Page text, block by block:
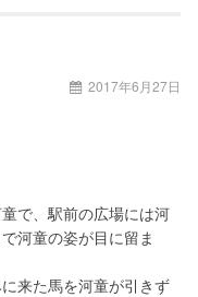
2017年6月27日
で、駅前の広場には河
河童の姿が目に留ま
来た馬を河童が引きず